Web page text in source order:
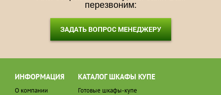
перезвоним:
ЗАДАТЬ ВОПРОС МЕНЕДЖЕРУ
ИНФОРМАЦИЯ
О компании
КАТАЛОГ ШКАФЫ КУПЕ
Готовые шкафы-купе